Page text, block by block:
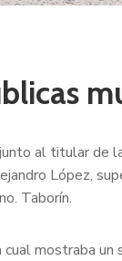
al titular de
López,
Taborín.
mostraba un